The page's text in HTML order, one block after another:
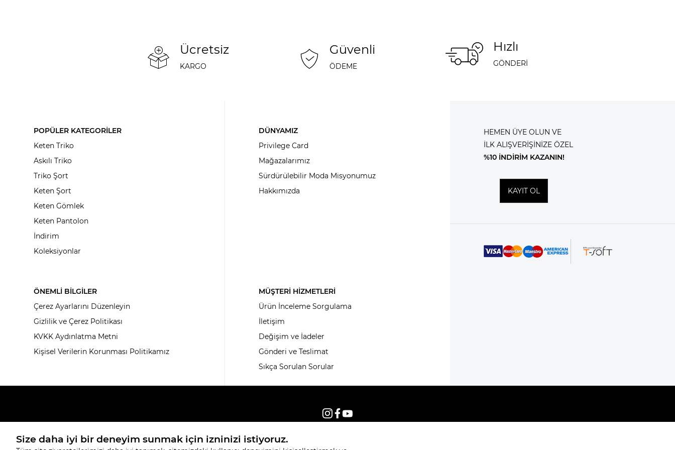
Ücretsiz
KARGO
Güvenli
ÖDEME
Hızlı
GÖNDERİ
POPÜLER KATEGORİLER
Keten Triko
Askılı Triko
Triko Şort
Keten Şort
Keten Gömlek
Keten Pantolon
İndirim
Koleksiyonlar
DÜNYAMIZ
Privilege Card
Mağazalarımız
Sürdürülebilir Moda Misyonumuz
Hakkımızda
ÖNEMLİ BİLGİLER
Çerez Ayarlarını Düzenleyin
Gizlilik ve Çerez Politikası
KVKK Aydınlatma Metni
Kişisel Verilerin Korunması Politikamız
MÜŞTERİ HİZMETLERİ
Ürün İnceleme Sorgulama
İletişim
Değişim ve İadeler
Gönderi ve Teslimat
Sıkça Sorulan Sorular
HEMEN ÜYE OLUN VE
İLK ALIŞVERİŞİNİZE ÖZEL
%10 İNDİRİM KAZANIN!
KAYIT OL
© 2026, Tüm hakları saklıdır KNITSS